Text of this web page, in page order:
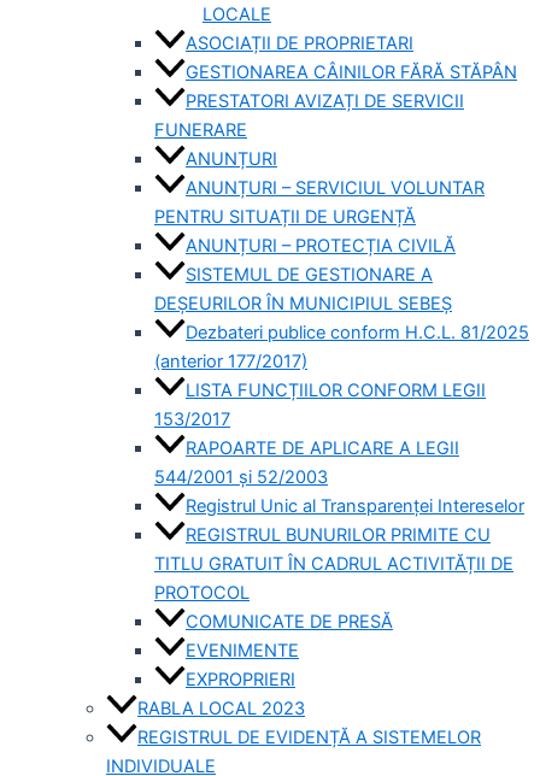
LOCALE
ASOCIAȚII DE PROPRIETARI
GESTIONAREA CÂINILOR FĂRĂ STĂPÂN
PRESTATORI AVIZAȚI DE SERVICII
FUNERARE
ANUNȚURI
ANUNȚURI – SERVICIUL VOLUNTAR
PENTRU SITUAȚII DE URGENȚĂ
ANUNȚURI – PROTECȚIA CIVILĂ
SISTEMUL DE GESTIONARE A
DEȘEURILOR ÎN MUNICIPIUL SEBEȘ
Dezbateri publice conform H.C.L. 81/2025
(anterior 177/2017)
LISTA FUNCȚIILOR CONFORM LEGII
153/2017
RAPOARTE DE APLICARE A LEGII
544/2001 și 52/2003
Registrul Unic al Transparenței Intereselor
REGISTRUL BUNURILOR PRIMITE CU
TITLU GRATUIT ÎN CADRUL ACTIVITĂȚII DE
PROTOCOL
COMUNICATE DE PRESĂ
EVENIMENTE
EXPROPRIERI
RABLA LOCAL 2023
REGISTRUL DE EVIDENȚĂ A SISTEMELOR
INDIVIDUALE